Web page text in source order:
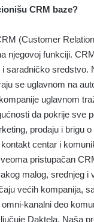
CRM baze?
(Customer
njegovoj funkciji.
saradničko sredstvo.
se uglavnom na
uglavnom
da pokrije sve
prodaju i brigu
centar i
pristupačan
malog, srednjeg i
većih kompanija,
kanalni deo
Daktela. Naša